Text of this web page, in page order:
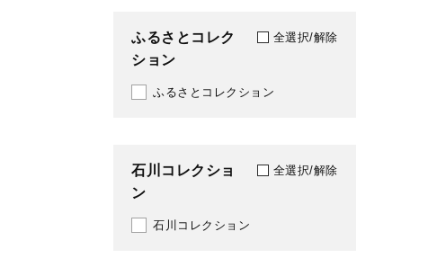
1918
1920
1922
040
041
051
ふるさとコレク
ション
全選択/解除
ふるさとコレクション
石川コレクショ
ン
全選択/解除
石川コレクション